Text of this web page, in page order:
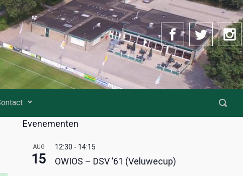
Evenementen
AUG
15
12:30 - 14:15
OWIOS – DSV ’61 (Veluwecup)